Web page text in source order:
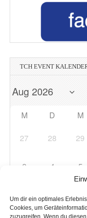
Um dir ein optimales
Cookies, um
zuzugreifen. Wenn du
TCH EVENT
M D M
27 28 29
3 4 5
10 11 12